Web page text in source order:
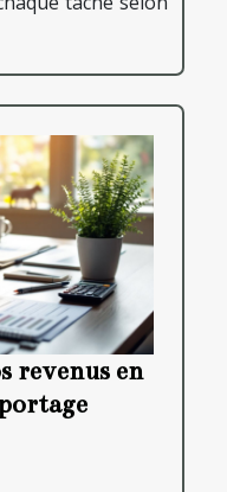
revenus en